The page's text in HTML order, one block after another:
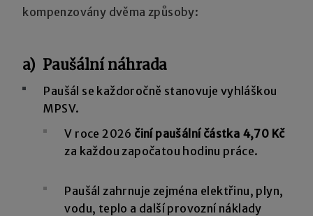
kompenzovány dvěma způsoby:
a) Paušální náhrada
Paušál se každoročně stanovuje vyhláškou
MPSV.
V roce 2026 činí paušální částka 4,70 Kč
za každou započatou hodinu práce.
Paušál zahrnuje zejména elektřinu, plyn,
vodu, teplo a další provozní náklady